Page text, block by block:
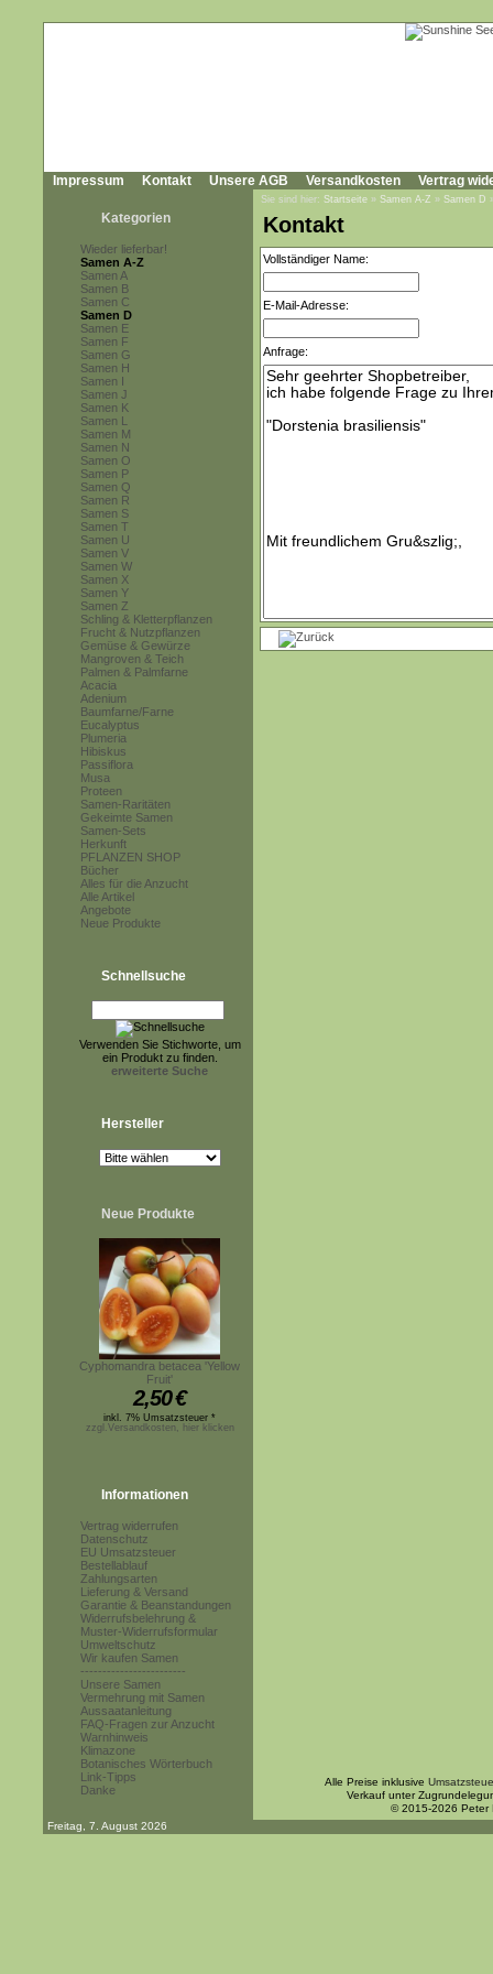
Impressum Kontakt Unsere AGB Versandkosten Vertrag
Kategorien
Wieder lieferbar!
Samen A-Z
Samen A
Samen B
Samen C
Samen D
Samen E
Samen F
Samen G
Samen H
Samen I
Samen J
Samen K
Samen L
Samen M
Samen N
Samen O
Samen P
Samen Q
Samen R
Samen S
Samen T
Samen U
Samen V
Samen W
Samen X
Samen Y
Samen Z
Schling & Kletterpflanzen
Frucht & Nutzpflanzen
Gemüse & Gewürze
Mangroven & Teich
Palmen & Palmfarne
Acacia
Adenium
Baumfarne/Farne
Eucalyptus
Plumeria
Hibiskus
Passiflora
Musa
Proteen
Samen-Raritäten
Gekeimte Samen
Samen-Sets
Herkunft
PFLANZEN SHOP
Bücher
Alles für die Anzucht
Alle Artikel
Angebote
Neue Produkte
Schnellsuche
Verwenden Sie Stichworte, um
ein Produkt zu finden.
erweiterte Suche
Hersteller
Neue Produkte
Cyphomandra betacea 'Yellow
Fruit'
2,50€
inkl. 7% Umsatzsteuer *
zzgl.Versandkosten, hier klicken
Informationen
Vertrag widerrufen
Datenschutz
EU Umsatzsteuer
Bestellablauf
Zahlungsarten
Lieferung & Versand
Garantie & Beanstandungen
Widerrufsbelehrung &
Muster-Widerrufsformular
Umweltschutz
Wir kaufen Samen
------------------------
Unsere Samen
Vermehrung mit Samen
Aussaatanleitung
FAQ-Fragen zur Anzucht
Warnhinweis
Klimazone
Botanisches Wörterbuch
Link-Tipps
Danke
Sie sind hier: Startseite » Samen A-Z » Samen D
Kontakt
Vollständiger Name:
E-Mail-Adresse:
Anfrage:
Alle Preise inklusive
Verkauf unter
© 2015-2026 Peter
Freitag, 7. August 2026